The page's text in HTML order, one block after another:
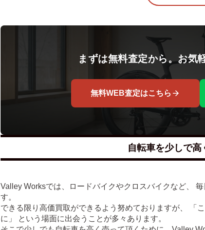
まずは無料査定から。お気
無料WEB査定はこちら
自転車を少しで高
Valley Worksでは、ロードバイクやクロスバイクなど、
す。
できる限り高価買取ができるよう努めておりますが、 「
に」 という場面に出会うことが多々あります。